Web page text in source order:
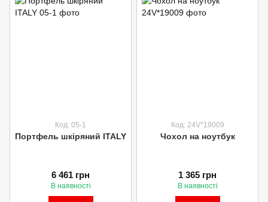
Код: 05-1
Портфель шкіряний ITALY
6 461 грн
В наявності
Код: 24V*19009
Чохол на ноутбук
1 365 грн
В наявності